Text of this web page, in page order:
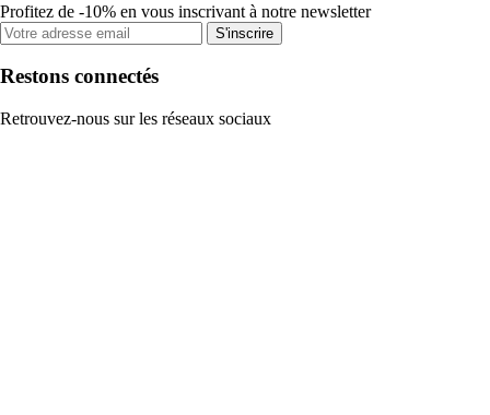
Profitez de -10% en vous inscrivant à notre newsletter
S'inscrire
Restons connectés
Retrouvez-nous sur les réseaux sociaux